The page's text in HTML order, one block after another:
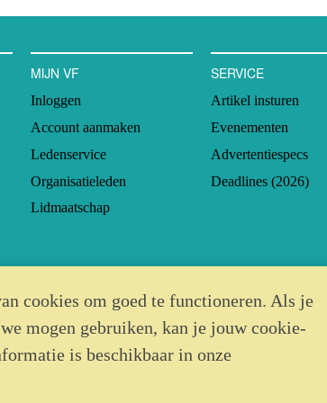
MIJN VF
Inloggen
Account aanmaken
Ledenservice
Organisatieleden
Lidmaatschap
SERVICE
Artikel insturen
Evenementen
Advertentiespecs
Deadlines (2026)
cookies om goed te functioneren. Als je
mogen gebruiken, kan je jouw cookie-
is beschikbaar in onze